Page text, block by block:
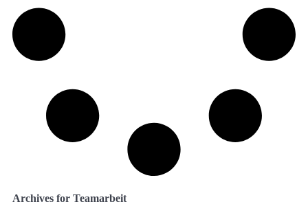
Archives for Teamarbeit